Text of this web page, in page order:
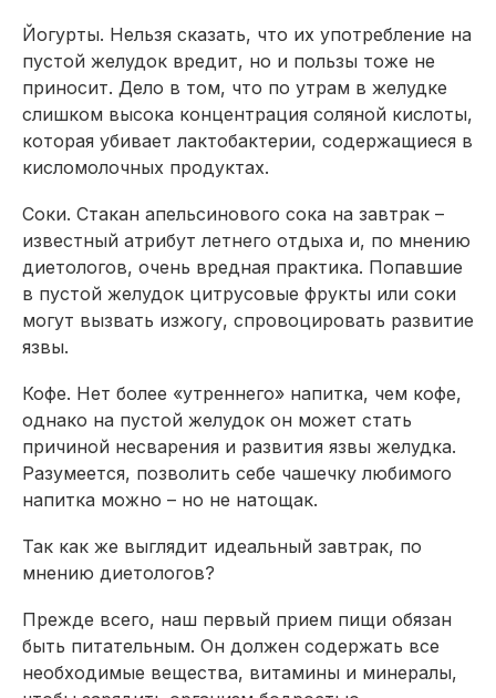
Йогурты. Нельзя сказать, что их употребление на
пустой желудок вредит, но и пользы тоже не
приносит. Дело в том, что по утрам в желудке
слишком высока концентрация соляной кислоты,
которая убивает лактобактерии, содержащиеся в
кисломолочных продуктах.
Соки. Стакан апельсинового сока на завтрак –
известный атрибут летнего отдыха и, по мнению
диетологов, очень вредная практика. Попавшие
в пустой желудок цитрусовые фрукты или соки
могут вызвать изжогу, спровоцировать развитие
язвы.
Кофе. Нет более «утреннего» напитка, чем кофе,
однако на пустой желудок он может стать
причиной несварения и развития язвы желудка.
Разумеется, позволить себе чашечку любимого
напитка можно – но не натощак.
Так как же выглядит идеальный завтрак, по
мнению диетологов?
Прежде всего, наш первый прием пищи обязан
быть питательным. Он должен содержать все
необходимые вещества, витамины и минералы,